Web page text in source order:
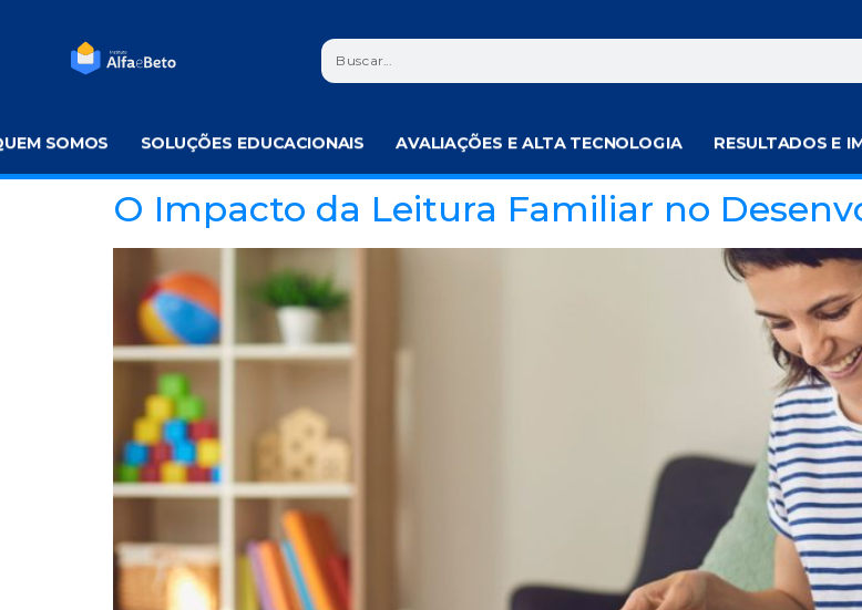
SOMOS SOLUÇÕES EDUCACIONAIS AVALIAÇÕES E ALTA TECNOLOGIA RESULTADOS E
O Impacto da Leitura Familiar no